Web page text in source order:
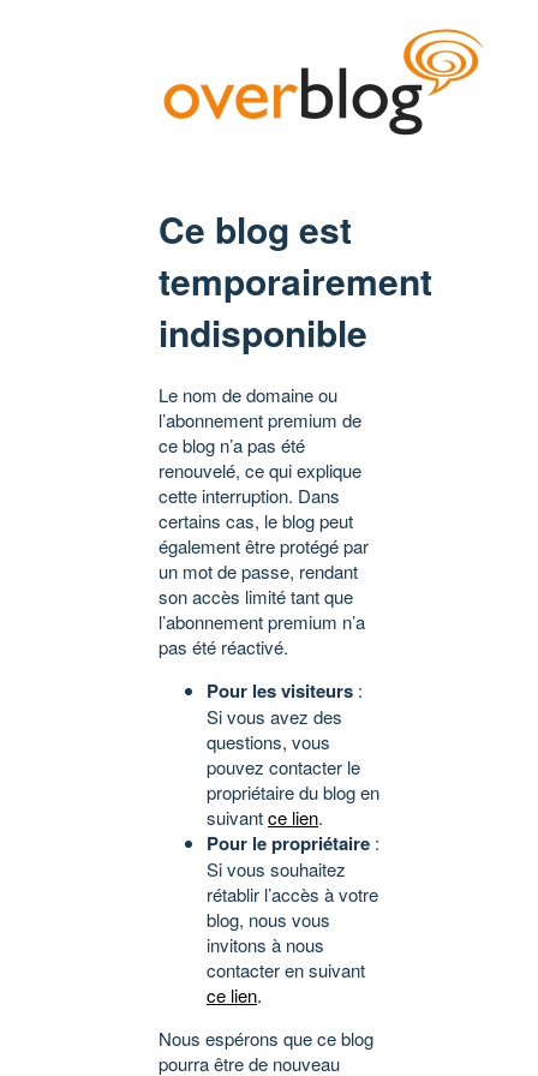
Ce blog est
temporairement
indisponible
Le nom de domaine ou
l’abonnement premium de
ce blog n’a pas été
renouvelé, ce qui explique
cette interruption. Dans
certains cas, le blog peut
également être protégé par
un mot de passe, rendant
son accès limité tant que
l’abonnement premium n’a
pas été réactivé.
Pour les visiteurs :
Si vous avez des
questions, vous
pouvez contacter le
propriétaire du blog en
suivantce lien.
Pour le propriétaire :
Si vous souhaitez
rétablir l’accès à votre
blog, nous vous
invitons à nous
contacter en suivant
ce lien.
Nous espérons que ce blog
pourra être de nouveau